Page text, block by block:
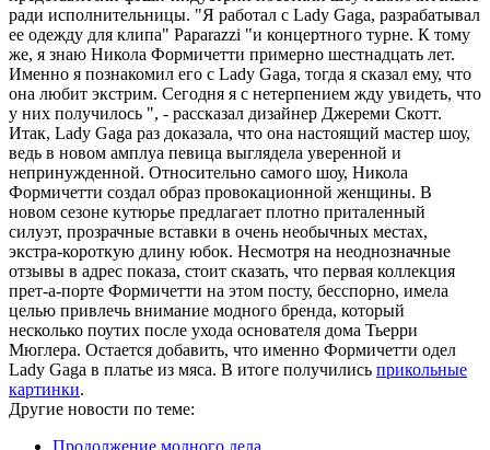
ради исполнительницы. "Я работал с Lady Gaga, разрабатывал
ее одежду для клипа" Paparazzi "и концертного турне. К тому
же, я знаю Никола Формичетти примерно шестнадцать лет.
Именно я познакомил его с Lady Gaga, тогда я сказал ему, что
она любит экстрим. Сегодня я с нетерпением жду увидеть, что
у них получилось ", - рассказал дизайнер Джереми Скотт.
Итак, Lady Gaga раз доказала, что она настоящий мастер шоу,
ведь в новом амплуа певица выглядела уверенной и
непринужденной. Относительно самого шоу, Никола
Формичетти создал образ провокационной женщины. В
новом сезоне кутюрье предлагает плотно приталенный
силуэт, прозрачные вставки в очень необычных местах,
экстра-короткую длину юбок. Несмотря на неоднозначные
отзывы в адрес показа, стоит сказать, что первая коллекция
прет-а-порте Формичетти на этом посту, бесспорно, имела
целью привлечь внимание модного бренда, который
несколько поутих после ухода основателя дома Тьерри
Мюглера. Остается добавить, что именно Формичетти одел
Lady Gaga в платье из мяса. В итоге получились прикольные
картинки.
Другие новости по теме:
Продолжение модного дела